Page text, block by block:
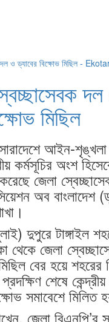
মিছিল
আইন-
কর্মসূচির অংশ
জেলা
অব বাংলাদেশ
দুপুরে টাঙ্গাইল
থেকে জেলা
বের হয়ে শহরের
শেষে
সমাবেশে মিলিত
জেলা বিএনপি’র